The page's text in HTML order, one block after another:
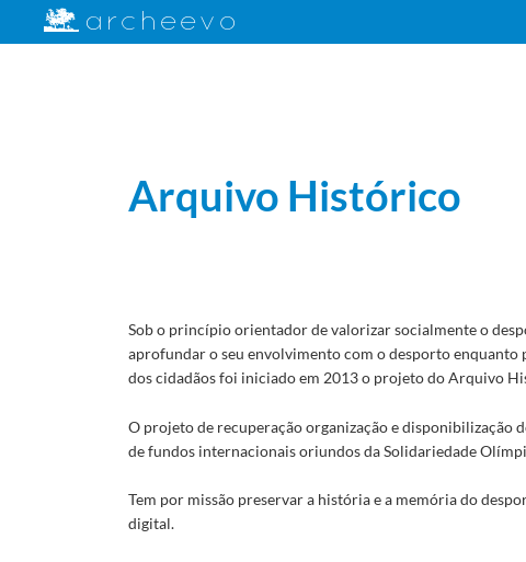
Arquivo Histórico
Sob o princípio orientador de valorizar socialmente o
aprofundar o seu envolvimento com o desporto
dos cidadãos foi iniciado em 2013 o projeto do Arquivo
O projeto de recuperação organização e
de fundos internacionais oriundos da Solidariedade
Tem por missão preservar a história e a memória do
digital.